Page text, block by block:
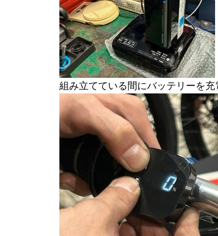
組み立てている間にバッテリーを